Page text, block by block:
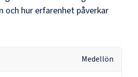
och hur erfarenhet påverkar
Medellön